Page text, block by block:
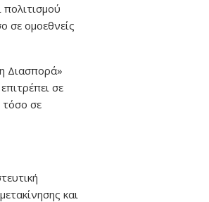
σε ομοεθνείς
Διασπορά»
σε
τόσο σε
και